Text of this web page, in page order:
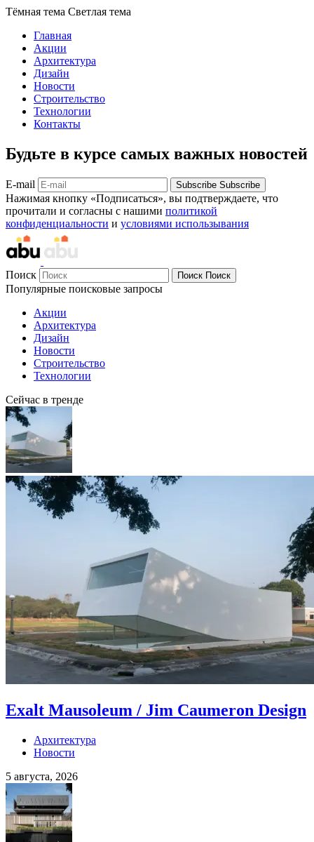
Тёмная тема Светлая тема
Главная
Акции
Архитектура
Дизайн
Новости
Строительство
Технологии
Контакты
Будьте в курсе самых важных новостей
E-mail Subscribe Subscribe
Нажимая кнопку «Подписаться», вы подтверждаете, что
прочитали и согласны с нашими политикой
конфиденциальности и условиями использывания
Поиск Поиск Поиск
Популярные поисковые запросы
Акции
Архитектура
Дизайн
Новости
Строительство
Технологии
Сейчас в тренде
Exalt Mausoleum / Jim Caumeron Design
Архитектура
Новости
5 августа, 2026